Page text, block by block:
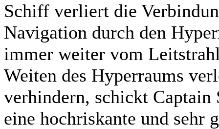
Schiff verliert die
Navigation durch den
immer weiter vom
Weiten des Hyperraums
verhindern, schickt
eine hochriskante und sehr